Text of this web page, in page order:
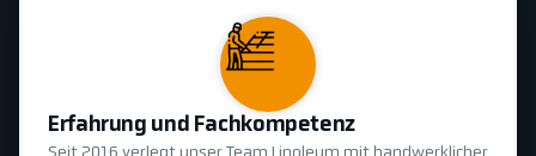
Erfahrung und Fachkompetenz